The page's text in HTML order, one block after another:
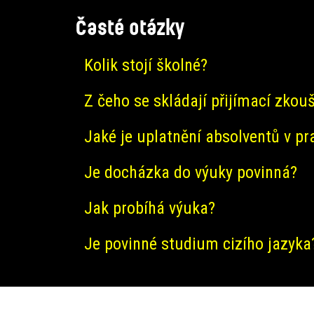
Studijní
oddělení
Časté otázky
Kolik stojí školné?
Z čeho se skládají přijímací
Jaké je uplatnění absolventů v
Je docházka do výuky povinná?
Jak probíhá výuka?
Je povinné studium cizího